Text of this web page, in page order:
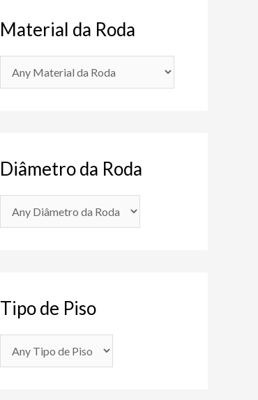
Material da Roda
Diâmetro da Roda
Tipo de Piso